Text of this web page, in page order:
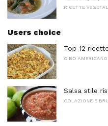
RICETTE
Users choice
Top 12
CIBO AMERICANO
Salsa stile
COLAZIONE E